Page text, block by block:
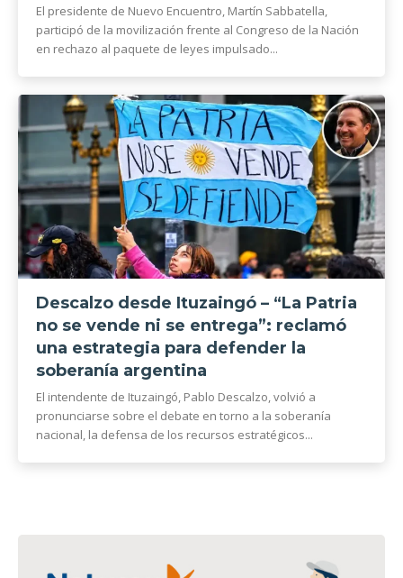
El presidente de Nuevo Encuentro, Martín Sabbatella,
participó de la movilización frente al Congreso de la Nación
en rechazo al paquete de leyes impulsado...
Descalzo desde Ituzaingó – “La Patria
no se vende ni se entrega”: reclamó
una estrategia para defender la
soberanía argentina
El intendente de Ituzaingó, Pablo Descalzo, volvió a
pronunciarse sobre el debate en torno a la soberanía
nacional, la defensa de los recursos estratégicos...